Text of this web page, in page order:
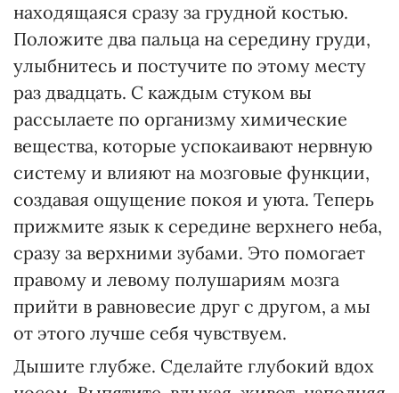
находящаяся сразу за грудной костью.
Положите два пальца на середину груди,
улыбнитесь и постучите по этому месту
раз двадцать. С каждым стуком вы
рассылаете по организму химические
вещества, которые успокаивают нервную
систему и влияют на мозговые функции,
создавая ощущение покоя и уюта. Теперь
прижмите язык к середине верхнего неба,
сразу за верхними зубами. Это помогает
правому и левому полушариям мозга
прийти в равновесие друг с другом, а мы
от этого лучше себя чувствуем.
Дышите глубже. Сделайте глубокий вдох